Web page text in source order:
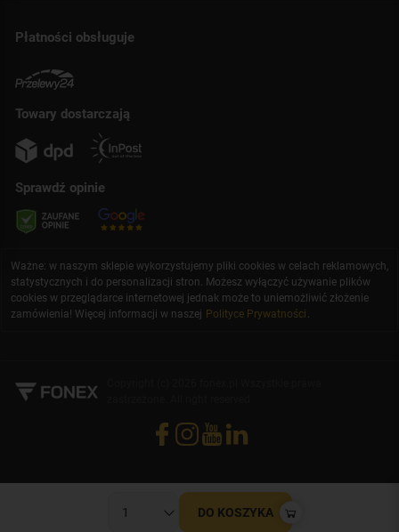
DO KOSZYKA
Płatności obsługuje
Towary dostarczają
Sprawdź opinie
Ważne: w naszym sklepie wykorzystujemy pliki cookies w celach reklamowych,
statystycznych i do personalizacji stron. Możesz wyłączyć używanie plików
cookies w przeglądarce internetowej jednak może to uniemożliwić złożenie
zamówienia! Więcej informacji w naszej Polityce Prywatności .